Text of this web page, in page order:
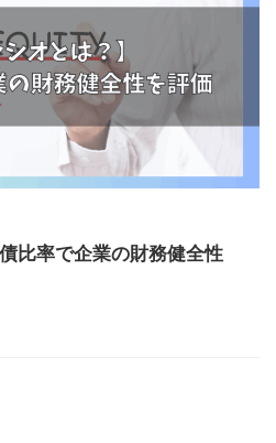
比率で企業の財務健全性